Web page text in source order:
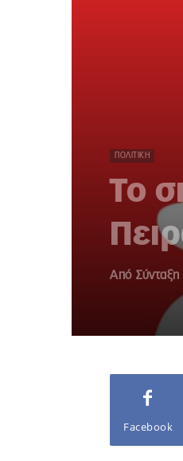
ΠΟΛΙΤΙΚΉ
To
Από Σύνταξη
Facebook